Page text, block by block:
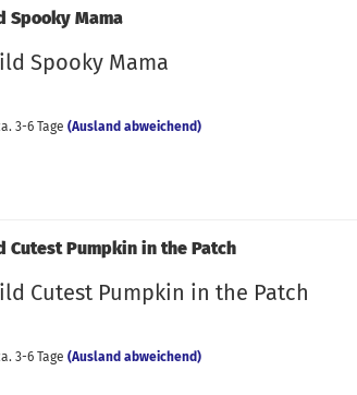
Spooky Mama
Spooky Mama
3-6 Tage (Ausland abweichend)
Cutest Pumpkin in the Patch
Cutest Pumpkin in the Patch
3-6 Tage (Ausland abweichend)